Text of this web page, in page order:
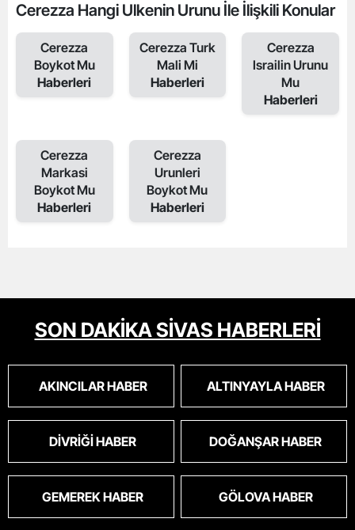
Cerezza Hangi Ulkenin Urunu İle İlişkili Konular
Cerezza
Boykot Mu
Haberleri
Cerezza Turk
Mali Mi
Haberleri
Cerezza
Israilin Urunu
Mu
Haberleri
Cerezza
Markasi
Boykot Mu
Haberleri
Cerezza
Urunleri
Boykot Mu
Haberleri
SON DAKİKA SİVAS HABERLERİ
AKINCILAR HABER ALTINYAYLA HABER
DIVRIĞI HABER DOĞANŞAR HABER
GEMEREK HABER GÖLOVA HABER